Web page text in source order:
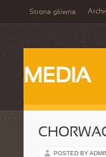
Strona główna
MEDIA
POSTED BY